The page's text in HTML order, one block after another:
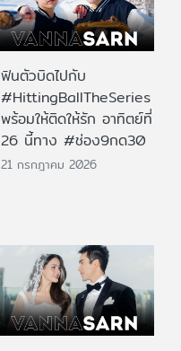
ฟินตัวบิดไปกับ
#HittingBallTheSeries
พร้อมให้ติดให้รัก อาทิตย์ที่
26 นี้ทาง #ช่อง9กด30
21 กรกฎาคม 2026